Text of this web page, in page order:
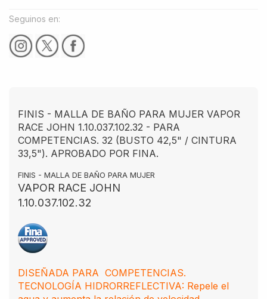
Seguinos en:
FINIS - MALLA DE BAÑO PARA MUJER VAPOR
RACE JOHN 1.10.037.102.32 - PARA
COMPETENCIAS. 32 (BUSTO 42,5" / CINTURA
33,5"). APROBADO POR FINA.
FINIS - MALLA DE BAÑO PARA MUJER
VAPOR RACE JOHN
1.10.037.102.32
DISEÑADA PARA COMPETENCIAS.
TECNOLOGÍA HIDRORREFLECTIVA: Repele el